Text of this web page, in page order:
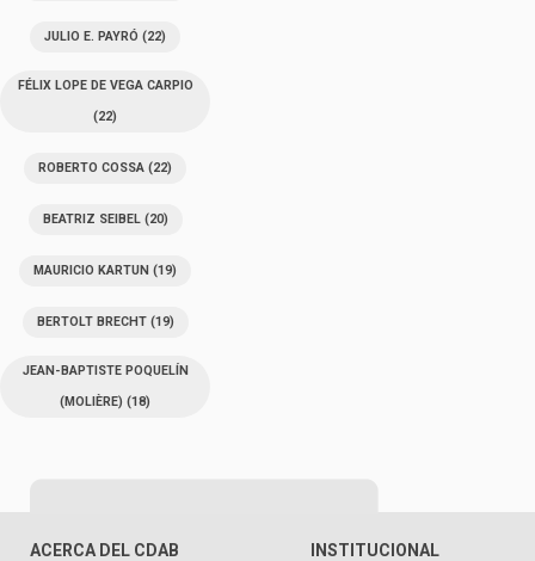
JULIO E. PAYRÓ (22)
FÉLIX LOPE DE VEGA CARPIO
(22)
ROBERTO COSSA (22)
BEATRIZ SEIBEL(20)
MAURICIO KARTUN (19)
BERTOLT BRECHT(19)
JEAN-BAPTISTE POQUELÍN
(MOLIÈRE) (18)
ACERCA DEL CDAB INSTITUCIONAL